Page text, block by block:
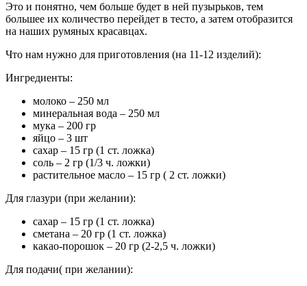
Это и понятно, чем больше будет в ней пузырьков, тем
большее их количество перейдет в тесто, а затем отобразится
на наших румяных красавцах.
Что нам нужно для приготовления (на 11-12 изделий):
Ингредиенты:
молоко – 250 мл
минеральная вода – 250 мл
мука – 200 гр
яйцо – 3 шт
сахар – 15 гр (1 ст. ложка)
соль – 2 гр (1/3 ч. ложки)
растительное масло – 15 гр ( 2 ст. ложки)
Для глазури (при желании):
сахар – 15 гр (1 ст. ложка)
сметана – 20 гр (1 ст. ложка)
какао-порошок – 20 гр (2-2,5 ч. ложки)
Для подачи( при желании):